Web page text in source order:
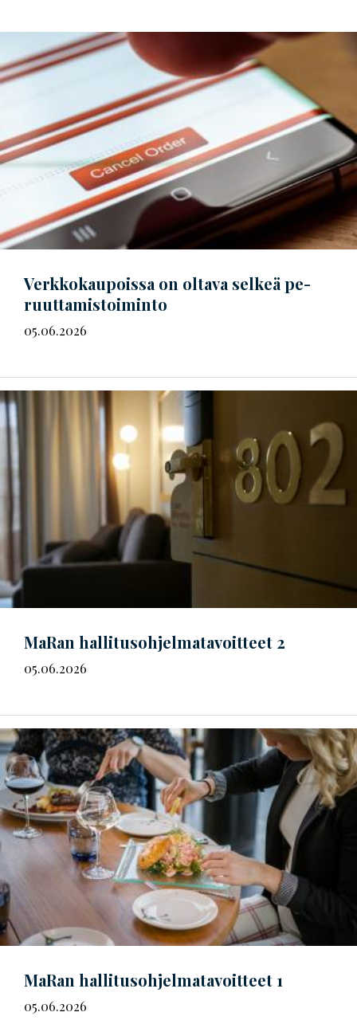
Verkkokaupoissa on oltava selkeä pe­
ruut­ta­mis­toi­min­to
05.06.2026
MaRan hal­li­tus­oh­jel­ma­ta­voit­teet 2
05.06.2026
MaRan hal­li­tus­oh­jel­ma­ta­voit­teet 1
05.06.2026